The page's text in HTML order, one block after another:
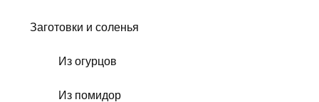
Заготовки и соленья
Из огурцов
Из помидор